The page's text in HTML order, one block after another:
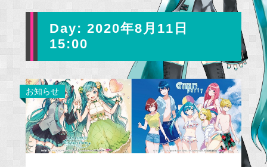
Day: 2020年8月11日
15:00
お知らせ